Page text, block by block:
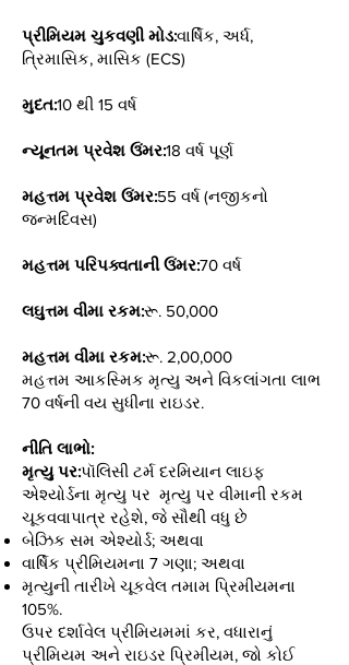
પ્રીમિયમ ચુકવણી મોડ:વાર્ષિક, અર્ધ,
ત્રિમાસિક, માસિક (ECS)
મુદત:10 થી 15 વર્ષ
ન્યૂનતમ પ્રવેશ ઉંમર:18 વર્ષ પૂર્ણ
મહત્તમ પ્રવેશ ઉંમર:55 વર્ષ (નજીકનો
જન્મદિવસ)
મહત્તમ પરિપક્વતાની ઉંમર:70 વર્ષ
લઘુત્તમ વીમા રકમ:રૂ. 50,000
મહત્તમ વીમા રકમ:રૂ. 2,00,000
મહત્તમ આકસ્મિક મૃત્યુ અને વિકલાંગતા લાભ
70 વર્ષની વય સુધીના રાઇડર.
નીતિ લાભો:
મૃત્યુ પર:પૉલિસી ટર્મ દરમિયાન લાઇફ
એશ્યોર્ડના મૃત્યુ પર મૃત્યુ પર વીમાની રકમ
ચૂકવવાપાત્ર રહેશે, જે સૌથી વધુ છે
બેઝિક સમ એશ્યોર્ડ; અથવા
વાર્ષિક પ્રીમિયમના 7 ગણા; અથવા
મૃત્યુની તારીખે ચૂકવેલ તમામ પ્રિમીયમના
105%.
ઉપર દર્શાવેલ પ્રીમિયમમાં કર, વધારાનું
પ્રીમિયમ અને રાઇડર પ્રિમીયમ, જો કોઈ